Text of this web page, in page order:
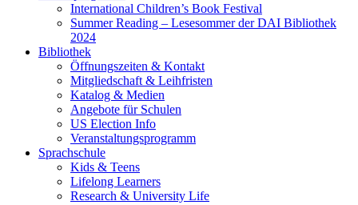
International Children’s Book Festival
Summer Reading – Lesesommer der DAI Bibliothek
2024
Bibliothek
Öffnungszeiten & Kontakt
Mitgliedschaft & Leihfristen
Katalog & Medien
Angebote für Schulen
US Election Info
Veranstaltungsprogramm
Sprachschule
Kids & Teens
Lifelong Learners
Research & University Life